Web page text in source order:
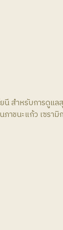
สำหรับการดูแล
าชนะแก้ว เซรามิ